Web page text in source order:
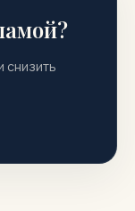
снизить